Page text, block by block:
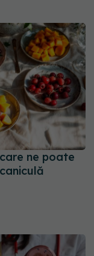
ne poate